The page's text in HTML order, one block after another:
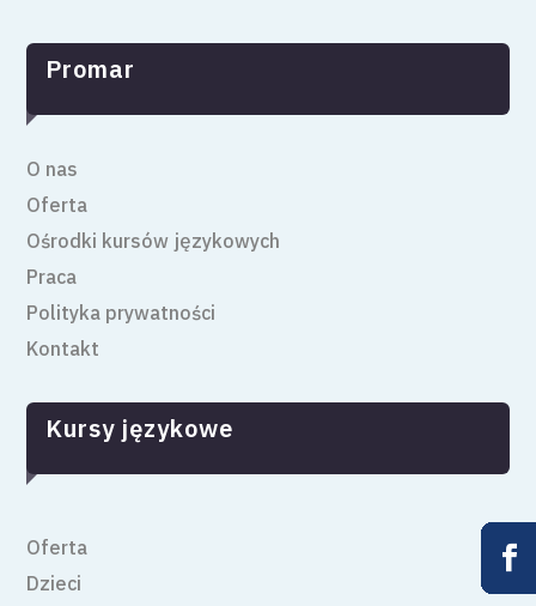
Promar


O nas
Oferta
Ośrodki kursów językowych
Praca
Polityka prywatności
Kontakt
Kursy językowe


Oferta
Dzieci





